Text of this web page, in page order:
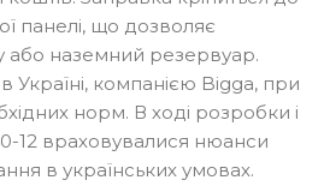
панелі, що дозволяє
або наземний резервуар.
Україні, компанією Bigga, при
норм. В ході розробки і
12 враховувалися нюанси
в українських умовах.